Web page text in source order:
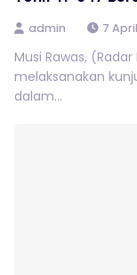
admin 7
Musi Rawas,
melaksanakan
dalam...